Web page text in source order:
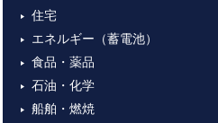
住宅
エネルギー（蓄電池）
食品・薬品
石油・化学
船舶・燃焼